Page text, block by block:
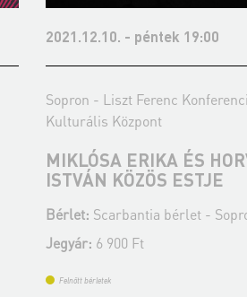
2021.12.10. - péntek 19:00
Sopron - Liszt Ferenc
Kulturális Központ
MIKLÓSA ERIKA ÉS
ISTVÁN KÖZÖS ESTJE
Bérlet: Scarbantia bérlet -
Jegyár: 6 900 Ft
Felnőtt bérletek